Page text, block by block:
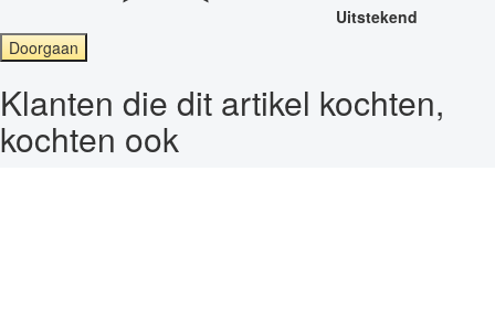
Uitstekend
Doorgaan
Klanten die dit artikel kochten,
kochten ook